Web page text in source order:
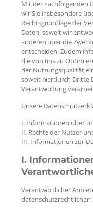
Mit der nachfolgenden
wir Sie insbesondere
Rechtsgrundlage der
Daten, soweit wir
anderen über die
entscheiden. Zudem
die von uns zu
der Nutzungsqualität
soweit hierdurch Dritte
Verantwortung
Unsere
I. Informationen über
II. Rechte der Nutzer
III. Informationen zur
I.
Verantwortlicher
datenschutzrechtlichen